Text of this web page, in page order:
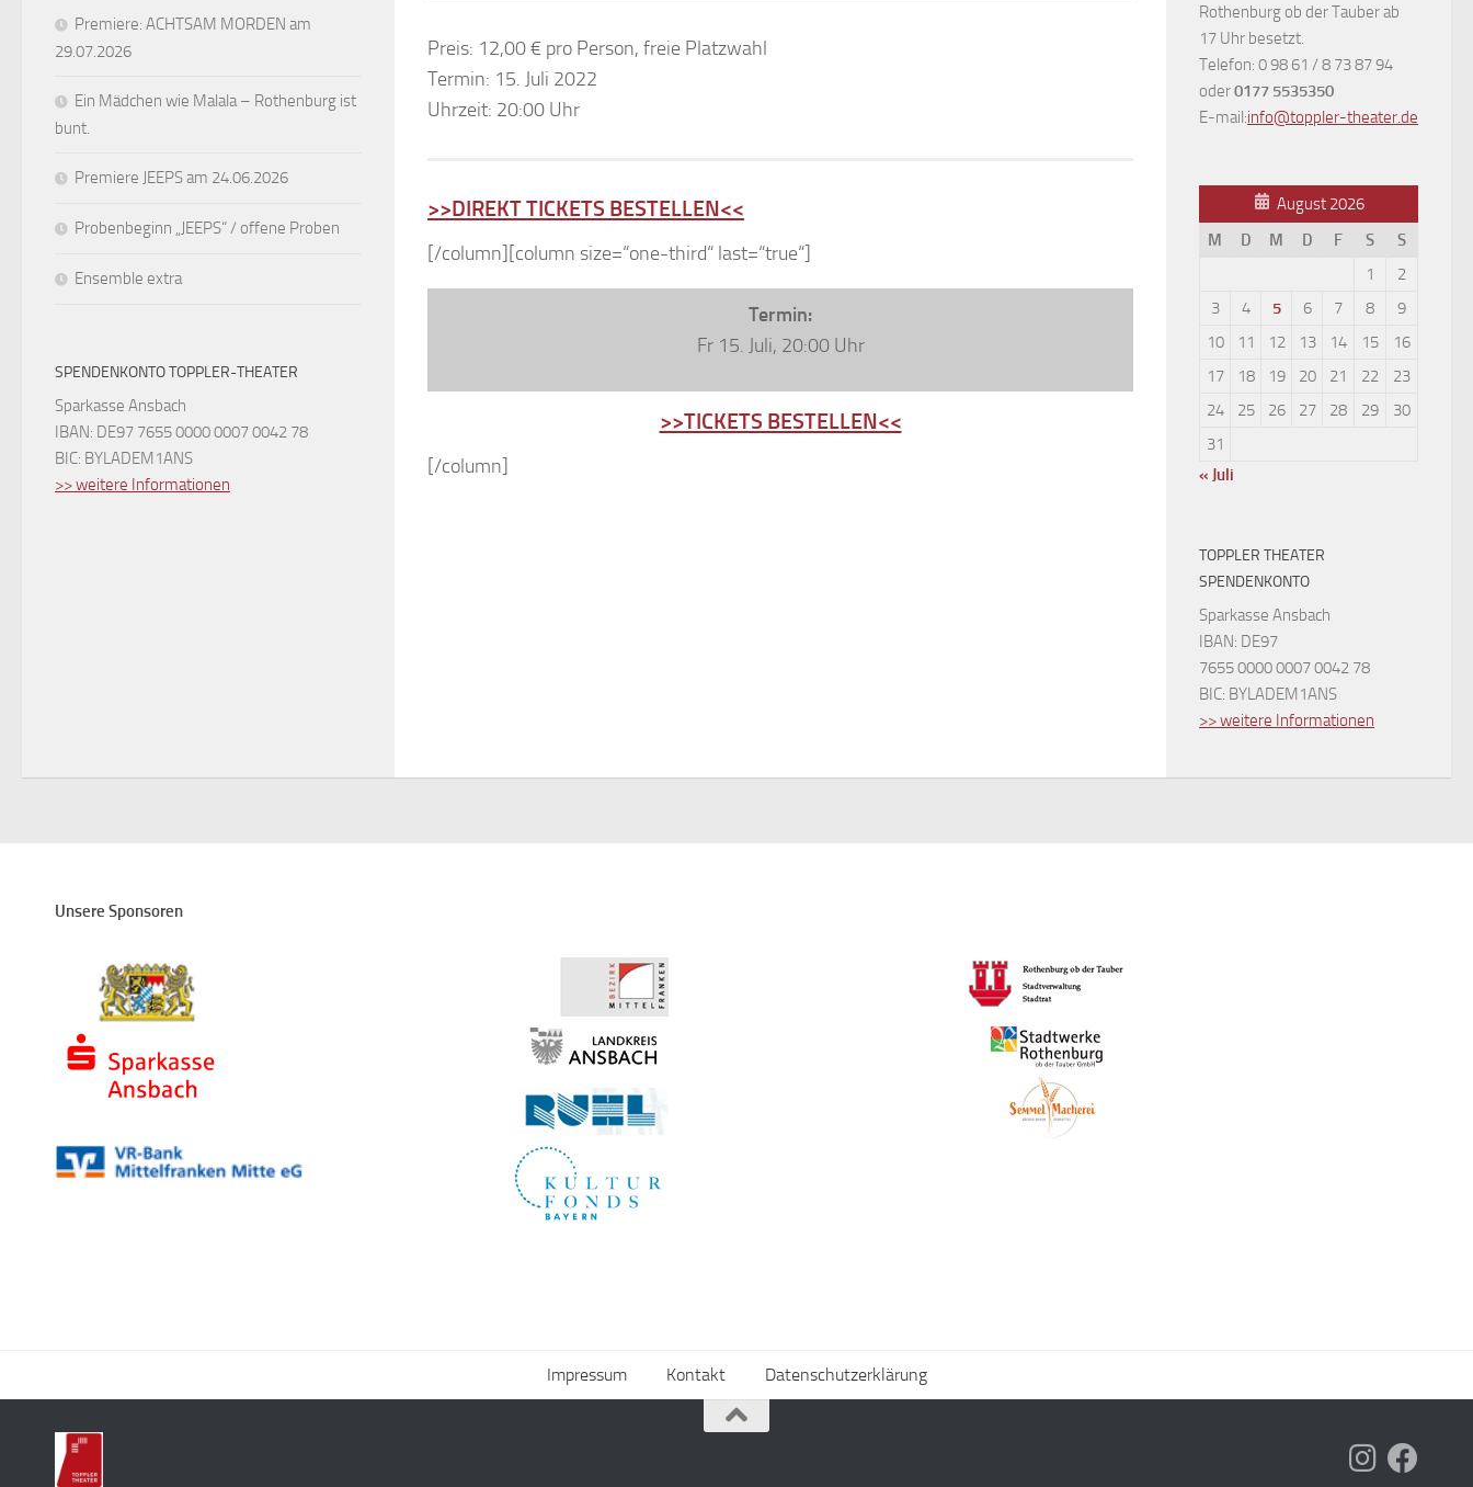
Preis: 12,00 € pro Person, freie Platzwahl
Termin: 15. Juli 2022
Uhrzeit: 20:00 Uhr
>>DIREKT TICKETS BESTELLEN<<
[/column][column size=“one-third“ last=“true“]
Termin:
Fr 15. Juli, 20:00 Uhr
>>TICKETS BESTELLEN<<
[/column]
Premiere: ACHTSAM MORDEN am
29.07.2026
Ein Mädchen wie Malala – Rothenburg ist
bunt.
Premiere JEEPS am 24.06.2026
Probenbeginn „JEEPS“ / offene Proben
Ensemble extra
SPENDENKONTO TOPPLER-THEATER
Sparkasse Ansbach
IBAN: DE97 7655 0000 0007 0042 78
BIC: BYLADEM1ANS
>> weitere Informationen
Rothenburg ob der Tauber ab
17 Uhr besetzt.
Telefon: 0 98 61 / 8 73 87 94
oder0177 5535350
E-mail:info@toppler-theater.de
August 2026
M
D M D F S
S
1
2
3
4 5 6 7 8
9
10
11 12 13 14 15
16
17
18 19 20 21 22
23
24
25 26 27 28 29
30
31
« Juli
TOPPLER THEATER
SPENDENKONTO
Sparkasse Ansbach
IBAN: DE97
7655 0000 0007 0042 78
BIC: BYLADEM1ANS
>> weitere Informationen
Unsere Sponsoren
Impressum Kontakt Datenschutzerklärung